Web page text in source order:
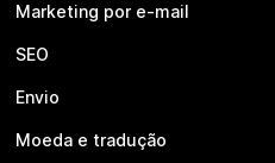
Marketing por e-mail
SEO
Envio
Moeda e tradução